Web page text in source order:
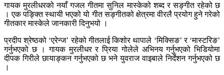
गायक मुरलीधरको नयाँ गजल गीतमा सुनिल मास्केको शब्द र सङ्गीत रहेको छ
। एक पङ्क्ति स्थायी भएको यो गीत सङ्गीतको क्षेत्रमा वीरलै प्रयोग हुने गरेको
गीतकार मास्केले जानकारी दिनुभयो ।
प्रदीप श्रेष्ठको ‘एरेन्ज’ रहेको गीतलाई किशोर थापाले ‘मिक्सिङ’ र ‘मास्टरिङ’
गर्नुभएको छ । गायक मुरलीधर र प्रिया गोलेले अभिनय गर्नुभएको भिडियोमा
दीपक गिरीले छायाङ्कन गर्नुभएको छ भने युवराज वाइबाले निर्देशन गर्नुभएको छ
।